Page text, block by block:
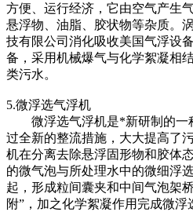
方便、运行经济，它由空气产生
悬浮物、油脂、胶状物等杂质。
技有限公司消化吸收美国气浮设
备，采用机械爆气与化学絮凝相
类污水。
5.微浮选气浮机
微浮选气浮机是*新研制的一
过全新的整流措施，大大提高了
机在分离去除悬浮固形物和胶体
的微气泡与所处理水中的微细浮
起，形成粒间囊夹和中间气泡架
附”，加之化学絮凝作用完成微